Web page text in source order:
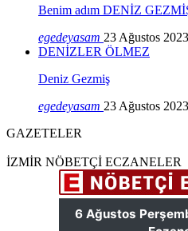
Benim adım DENİZ
egedeyasam 23 Ağustos 2023
DENİZLER ÖLMEZ
Deniz Gezmiş
egedeyasam 23 Ağustos 2023
GAZETELER
İZMİR NÖBETÇİ ECZANELER